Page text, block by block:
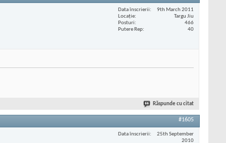
Data înscrierii
9th March 2011
Locaţie
Targu Jiu
Posturi
466
Putere Rep
40
Răspunde cu citat
#1605
Data înscrierii
25th September
2010